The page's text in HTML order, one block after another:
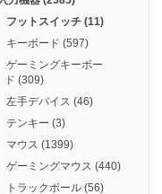
フットスイッチ(11)
キーボード (597)
ゲーミングキーボー
ド (309)
左手デバイス (46)
テンキー (3)
マウス (1399)
ゲーミングマウス (440)
トラックボール(56)